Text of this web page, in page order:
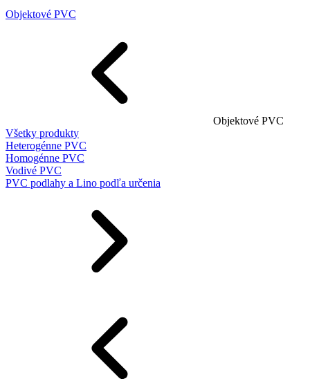
Objektové PVC
Objektové PVC
Všetky produkty
Heterogénne PVC
Homogénne PVC
Vodivé PVC
PVC podlahy a Lino podľa určenia